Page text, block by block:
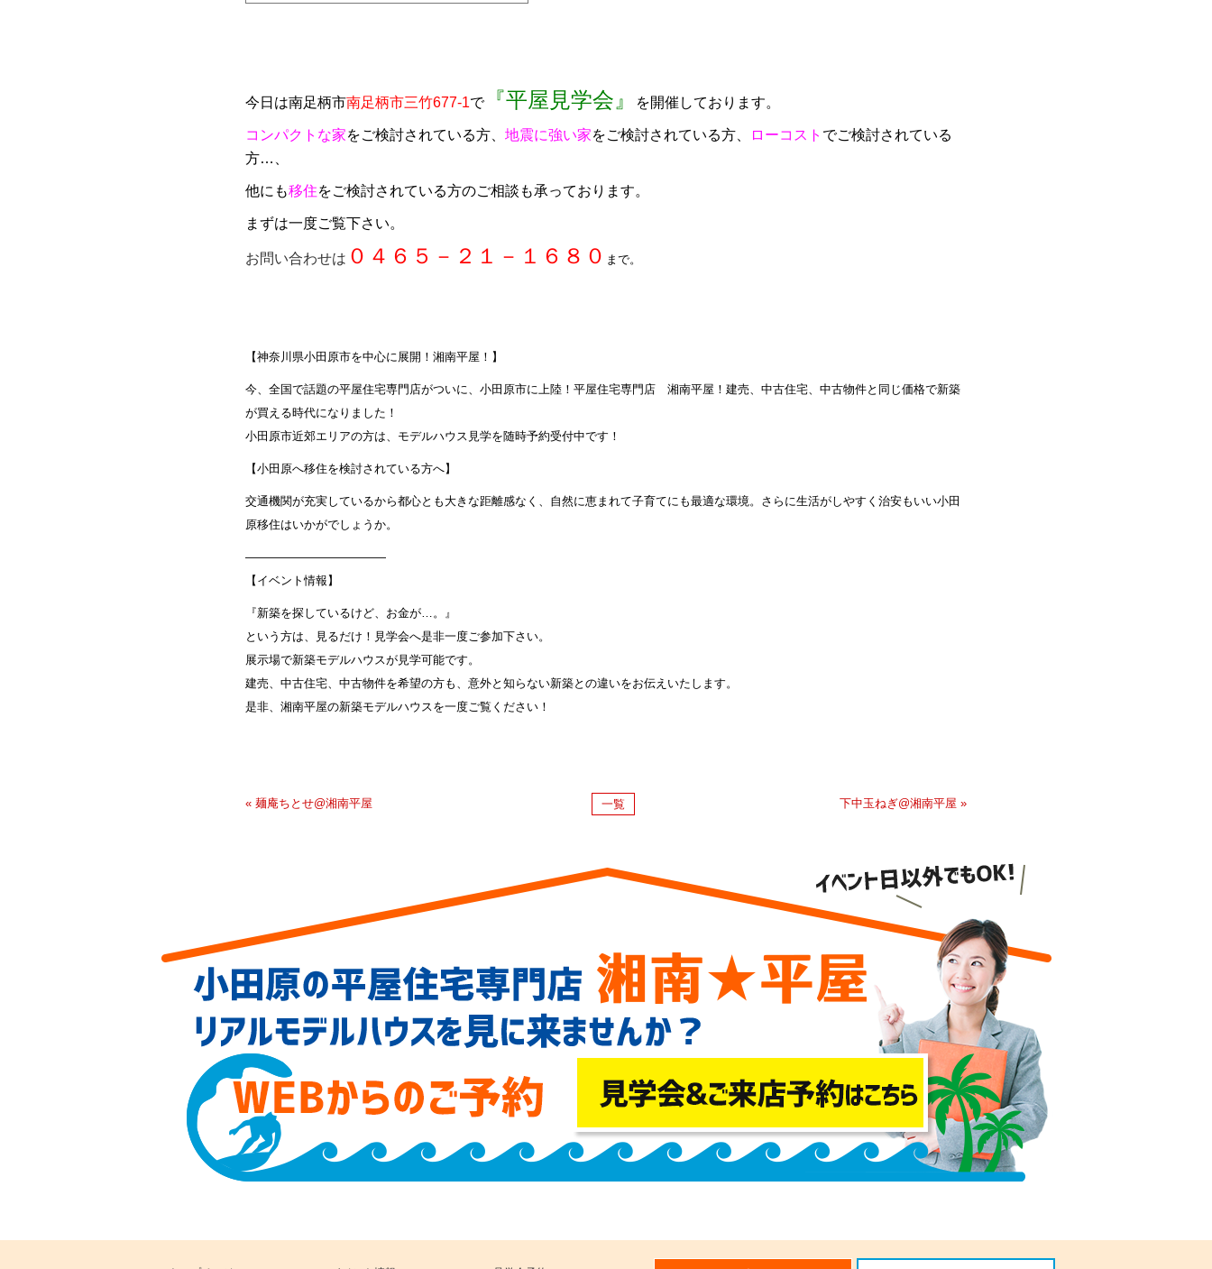
今日は南足柄市南足柄市三竹677-1で『平屋見学会』 を開催しております。
コンパクトな家をご検討されている方、 地震に強い家をご検討されている方、 ローコスト でご検討されている
方…、
他にも移住をご検討されている方のご相談も承っております。
まずは一度ご覧下さい。
お問い合わせは ０４６５－２１－１６８０ まで。
【神奈川県小田原市を中心に展開！湘南平屋！】
今、全国で話題の平屋住宅専門店がついに、小田原市に上陸！平屋住宅専門店 湘南平屋！建売、中古住宅、中古物件と同じ価格で新築
が買える時代になりました！
小田原市近郊エリアの方は、モデルハウス見学を随時予約受付中です！
【小田原へ移住を検討されている方へ】
交通機関が充実しているから都心とも大きな距離感なく、自然に恵まれて子育てにも最適な環境。さらに生活がしやすく治安もいい小田
原移住はいかがでしょうか。
————————————
【イベント情報】
『新築を探しているけど、お金が…。』
という方は、見るだけ！見学会へ是非一度ご参加下さい。
展示場で新築モデルハウスが見学可能です。
建売、中古住宅、中古物件を希望の方も、意外と知らない新築との違いをお伝えいたします。
是非、湘南平屋の新築モデルハウスを一度ご覧ください！
« 麺庵ちとせ@湘南平屋 一覧 下中玉ねぎ@湘南平屋 »